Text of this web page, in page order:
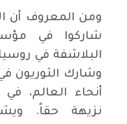
ومن المعروف أن
شاركوا في
البلاشفة في
وشارك الثوريون
أنحاء العالم،
نزيهة حقاً.